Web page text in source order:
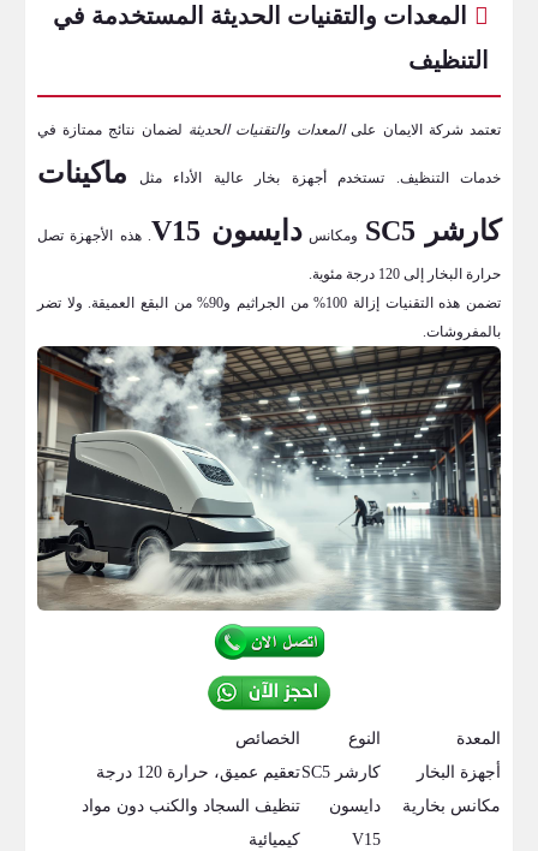
المعدات والتقنيات الحديثة المستخدمة في
التنظيف
تعتمد شركة الايمان علىالمعدات والتقنيات الحديثة لضمان نتائج ممتازة في
خدمات التنظيف. تستخدم أجهزة بخار عالية الأداء مثل ماكينات
كارشر SC5
ومكانسدايسون V15 . هذه الأجهزة تصل
حرارة البخار إلى 120 درجة مئوية.
تضمن هذه التقنيات إزالة 100% من الجراثيم و90% من البقع العميقة. ولا تضر
بالمفروشات.
المعدة النوع
الخصائص
أجهزة البخار
كارشر SC5
تعقيم عميق، حرارة 120 درجة
مكانس بخارية
دايسون
V15
تنظيف السجاد والكنب دون مواد
كيميائية